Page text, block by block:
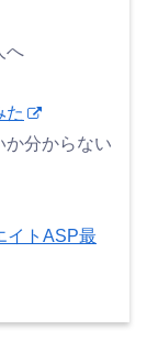
へ
た
分からない
イトASP最